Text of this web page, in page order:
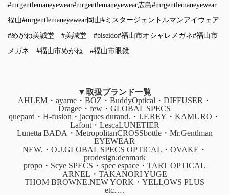
#mrgentlemaneyewear#mrgentlemaneyewear広島#mrgentlemaneyewear
福山#mrgentlemaneyewear岡山#ミスタージェントルマンアイウェア
#めがね美誠堂
#美誠堂 #biseido#福山市オシャレメガネ#福山市
メガネ
#福山市めがね #福山市眼鏡
▼取扱ブランド一覧
AHLEM・ayame・BOZ・BuddyOptical・DIFFUSER・
Dragee・few・GLOBAL SPECS
quepard・H-fusion・jacques durand.・J.F.REY・KAMURO・
Lafont・LescaLUNETIER
Lunetta BADA・MetropolitanCROSSbottle・Mr.Gentlman
EYEWEAR
NEW.・O.J.GLOBAL SPECS OPTICAL・OVAKE・
prodesign:denmark
propo・Scye SPECS・spec espace・TART OPTICAL
ARNEL・TAKANORI YUGE
THOM BROWNE.NEW YORK・YELLOWS PLUS
etc….